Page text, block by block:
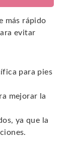
más rápido
evitar
para pies
mejorar la
ya que la